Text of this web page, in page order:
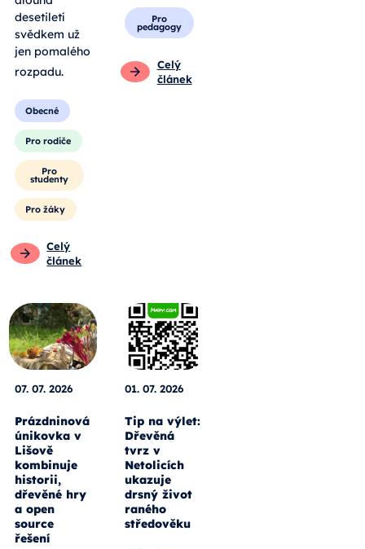
desetiletí
svědkem už
jen pomalého
rozpadu.
Obecné
Pro rodiče
Pro
studenty
Pro žáky
Celý
článek
Pro
pedagogy
Celý
článek
07. 07. 2026
Prázdninová
únikovka v
Lišově
kombinuje
historii,
dřevěné hry
a open
source
řešení
01. 07. 2026
Tip na výlet:
Dřevěná
tvrz v
Netolicích
ukazuje
drsný život
raného
středověku